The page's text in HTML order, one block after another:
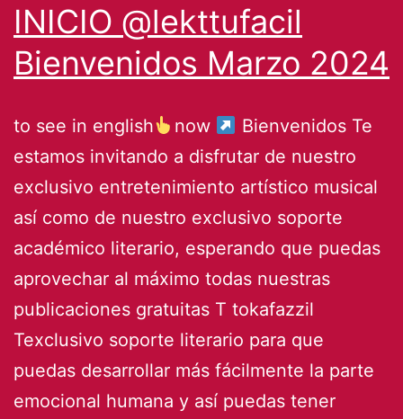
INICIO @lekttufacil
Bienvenidos Marzo 2024
to see in english now
Bienvenidos Te
estamos invitando a disfrutar de nuestro
exclusivo entretenimiento artístico musical
así como de nuestro exclusivo soporte
académico literario, esperando que puedas
aprovechar al máximo todas nuestras
publicaciones gratuitas T tokafazzil
Texclusivo soporte literario para que
puedas desarrollar más fácilmente la parte
emocional humana y así puedas tener